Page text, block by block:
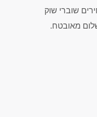
שוברי שוק
מאובטח.